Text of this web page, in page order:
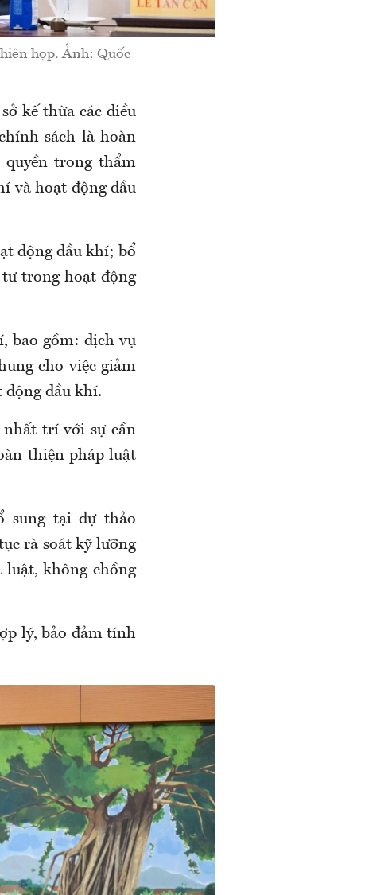
họp. Ảnh: Quốc
kế thừa các điều
sách là hoàn
quyền trong thẩm
và hoạt động dầu
động dầu khí; bổ
tư trong hoạt động
bao gồm: dịch vụ
cho việc giảm
dầu khí.
trí với sự cần
thiện pháp luật
sung tại dự thảo
rà soát kỹ lưỡng
luật, không chồng
lý, bảo đảm tính